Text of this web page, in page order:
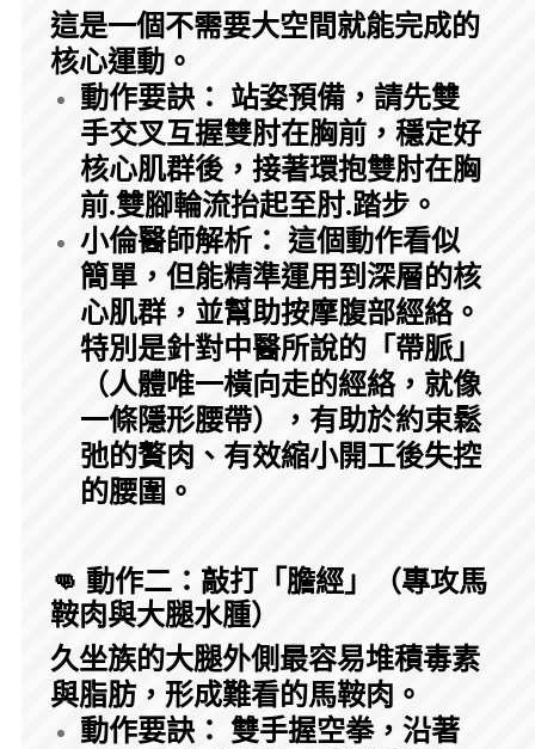
這是一個不需要大空間就能完成的
核心運動。
動作要訣： 站姿預備，請先雙
手交叉互握雙肘在胸前，穩定好
核心肌群後，接著環抱雙肘在胸
前.雙腳輪流抬起至肘.踏步。
小倫醫師解析： 這個動作看似
簡單，但能精準運用到深層的核
心肌群，並幫助按摩腹部經絡。
特別是針對中醫所說的「帶脈」
（人體唯一橫向走的經絡，就像
一條隱形腰帶），有助於約束鬆
弛的贅肉、有效縮小開工後失控
的腰圍。
👊 動作二：敲打「膽經」（專攻馬
鞍肉與大腿水腫）
久坐族的大腿外側最容易堆積毒素
與脂肪，形成難看的馬鞍肉。
動作要訣： 雙手握空拳，沿著